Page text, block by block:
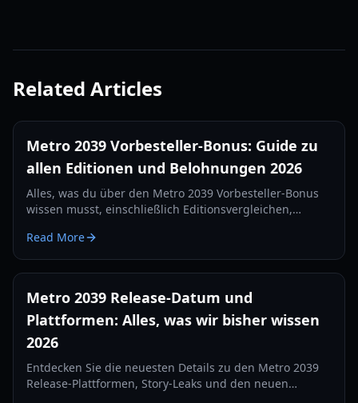
Related Articles
Metro 2039 Vorbesteller-Bonus: Guide zu
allen Editionen und Belohnungen 2026
Alles, was du über den Metro 2039 Vorbesteller-Bonus
wissen musst, einschließlich Editionsvergleichen,
Read More
Metro 2039 Release-Datum und
Plattformen: Alles, was wir bisher wissen
2026
Entdecken Sie die neuesten Details zu den Metro 2039
Release-Plattformen, Story-Leaks und den neuen